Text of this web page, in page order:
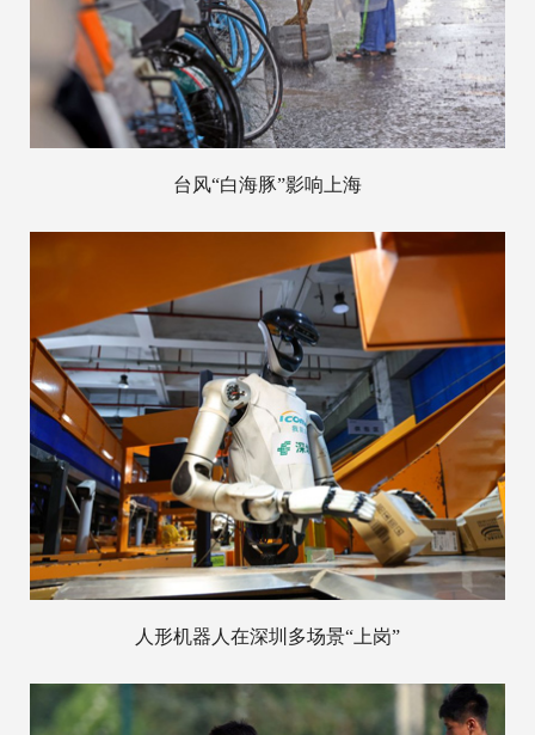
台风“白海豚”影响上海
人形机器人在深圳多场景“上岗”